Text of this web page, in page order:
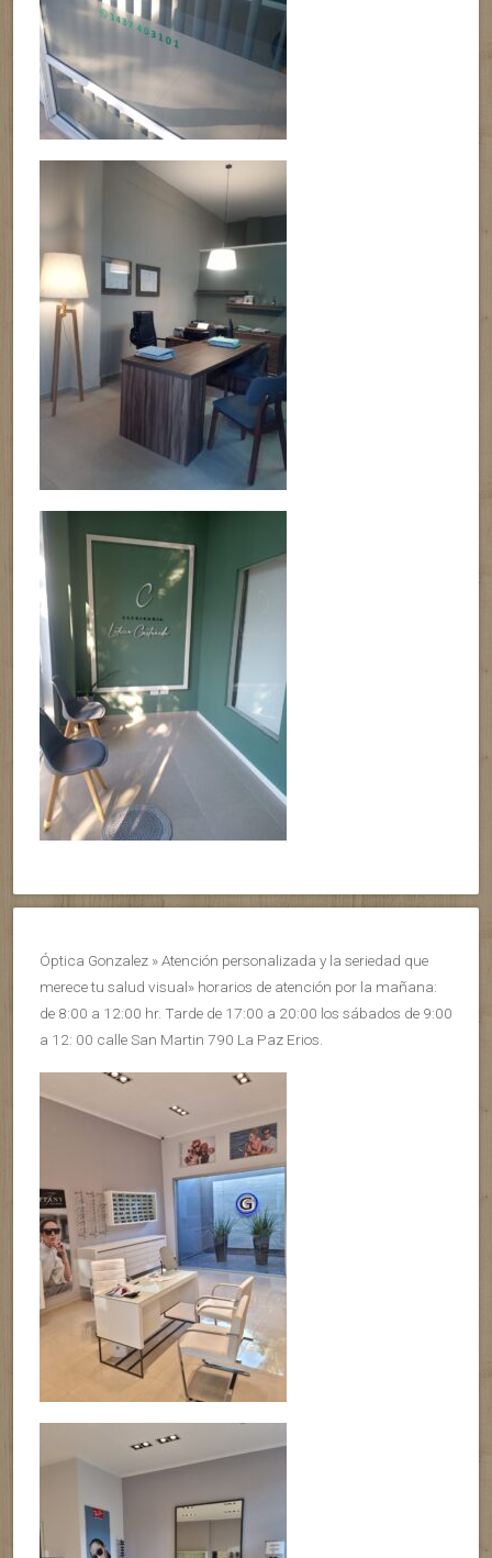
Óptica Gonzalez » Atención personalizada y la seriedad que
merece tu salud visual» horarios de atención por la mañana:
de 8:00 a 12:00 hr. Tarde de 17:00 a 20:00 los sábados de 9:00
a 12: 00 calle San Martin 790 La Paz Erios.